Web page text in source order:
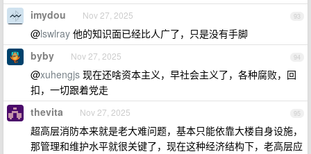
93
imydou Nov 27, 2025
@lswlray 他的知识面已经比人广了，只是没有手脚
94
byby Nov 27, 2025
@xuhengjs 现在还啥资本主义，早社会主义了，各种腐败，回
扣，一切跟着党走
95
thevita Nov 27, 2025
超高层消防本来就是老大难问题，基本只能依靠大楼自身设施，
那管理和维护水平就很关键了，现在这种经济结构下，老高层应